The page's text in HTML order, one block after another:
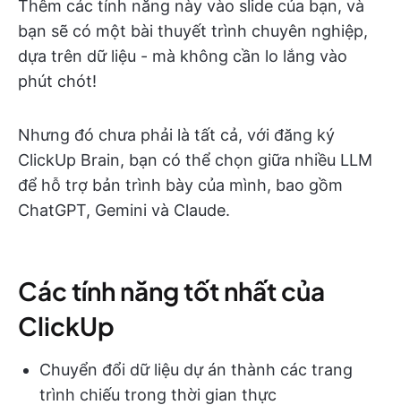
Thêm các tính năng này vào slide của bạn, và
bạn sẽ có một bài thuyết trình chuyên nghiệp,
dựa trên dữ liệu - mà không cần lo lắng vào
phút chót!
Nhưng đó chưa phải là tất cả, với đăng ký
ClickUp Brain, bạn có thể chọn giữa nhiều LLM
để hỗ trợ bản trình bày của mình, bao gồm
ChatGPT, Gemini và Claude.
Các tính năng tốt nhất của
ClickUp
Chuyển đổi dữ liệu dự án thành các trang
trình chiếu trong thời gian thực